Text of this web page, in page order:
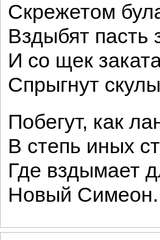
Скрежетом
Вздыбят пасть
И со щек
Спрыгнут
Побегут, как
В степь иных
Где вздымает
Новый Симеон.